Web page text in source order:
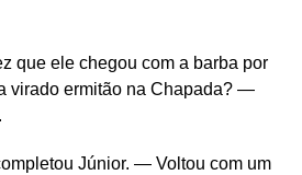
que ele chegou com a barba por
virado ermitão na Chapada? —
Júnior. — Voltou com um